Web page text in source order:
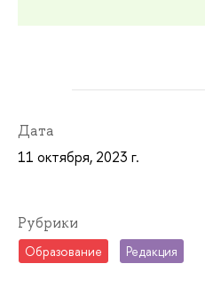
Дата
11 октября, 2023 г.
Рубрики
Образование Редакция